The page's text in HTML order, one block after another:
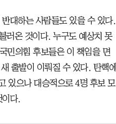
대하는 사람들도 있을 수 있다.
러온 것이다. 누구도 예상치 못
민의힘 후보들은 이 책임을 면
출발이 이뤄질 수 있다. 탄핵에
있으나 대승적으로 4명 후보 모
이다.